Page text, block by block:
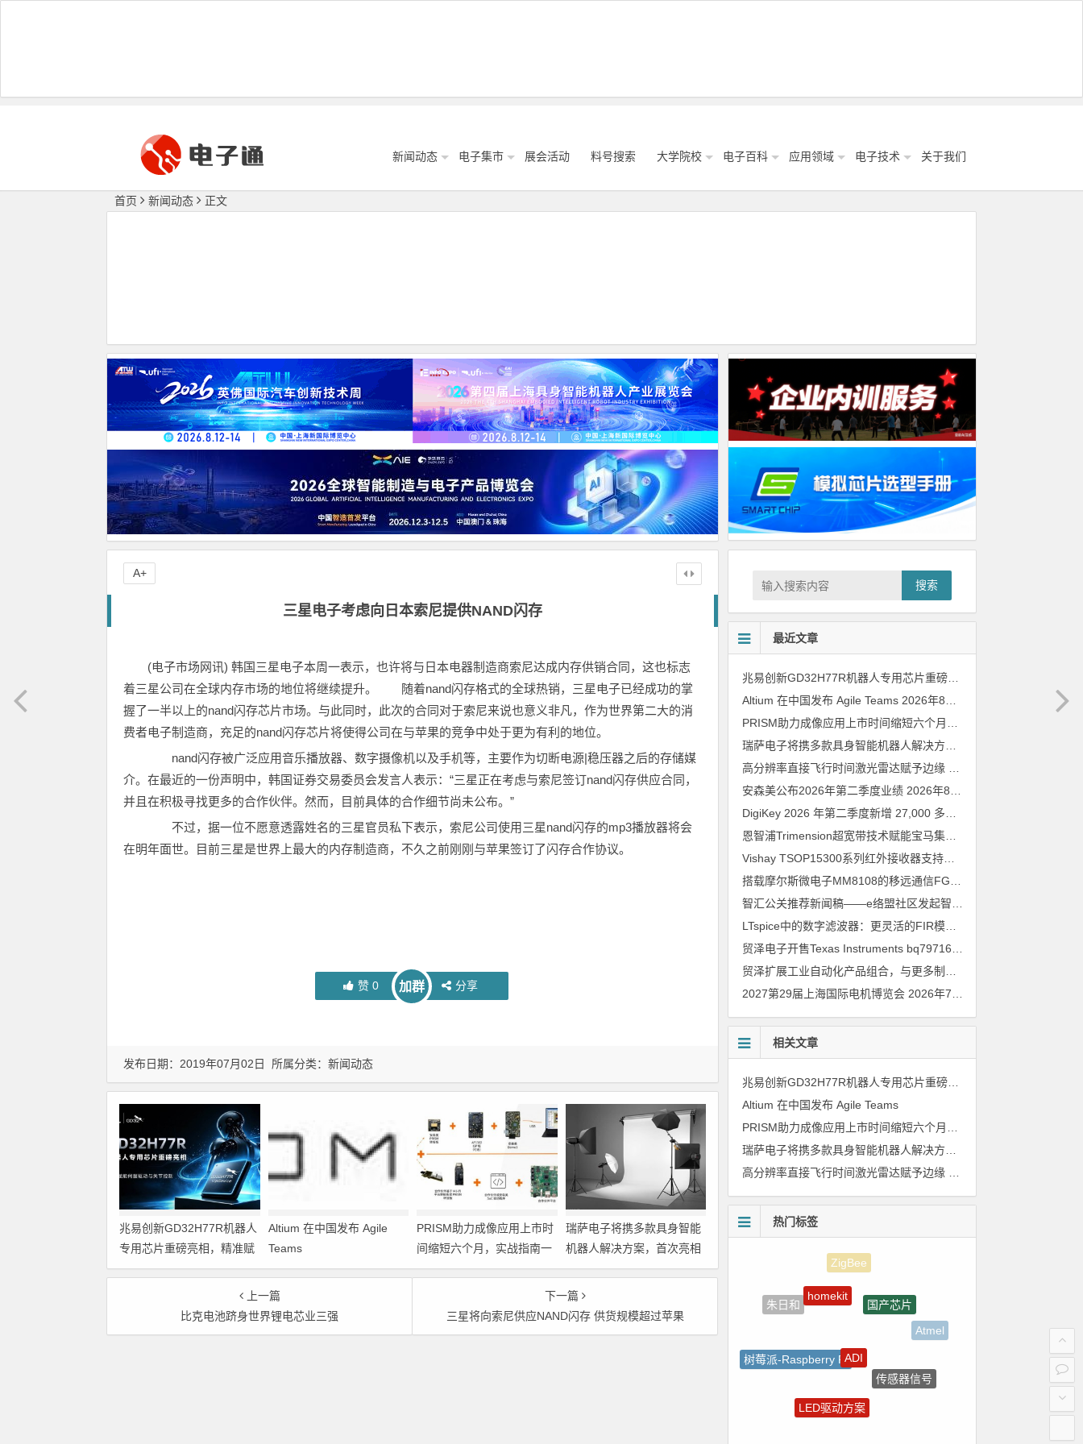
新闻动态 电子集市 展会活动 料号搜索 大学院校 电子百科 应用领域 电子技术 关于我们
首页 新闻动态 正文
三星电子考虑向日本索尼提供NAND闪存
(电子市场网讯) 韩国三星电子本周一表示，也许将与日本电器制造商索尼达成内存供销合同，这也标志
着三星公司在全球内存市场的地位将继续提升。 随着nand闪存格式的全球热销，三星电子已经成功的掌
握了一半以上的nand闪存芯片市场。与此同时，此次的合同对于索尼来说也意义非凡，作为世界第二大的消
费者电子制造商，充足的nand闪存芯片将使得公司在与苹果的竞争中处于更为有利的地位。
nand闪存被广泛应用音乐播放器、数字摄像机以及手机等，主要作为切断电源|稳压器之后的存储媒
介。在最近的一份声明中，韩国证券交易委员会发言人表示：“三星正在考虑与索尼签订nand闪存供应合同，
并且在积极寻找更多的合作伙伴。然而，目前具体的合作细节尚未公布。”
不过，据一位不愿意透露姓名的三星官员私下表示，索尼公司使用三星nand闪存的mp3播放器将会
在明年面世。目前三星是世界上最大的内存制造商，不久之前刚刚与苹果签订了闪存合作协议。
赞0 加群 分享
A+
发布日期：2019年07月02日 所属分类： 新闻动态
兆易创新GD32H77R机器人
专用芯片重磅亮相，精准赋
能伺服驱动与关节控制
Altium 在中国发布 Agile
Teams
PRISM助力成像应用上市时
间缩短六个月，实战指南一
文解读
瑞萨电子将携多款具身智能
机器人解决方案，首次亮相
2026中国具身智能机器人产
业大会
上一篇
比克电池跻身世界锂电芯业三强
下一篇
三星将向索尼供应NAND闪存 供货规模超过苹果
搜索
最近文章
兆易创新GD32H77R机器人专用芯片重磅亮相，精准赋能伺服驱动与关节控制
Altium 在中国发布 Agile Teams 2026年8月6日
安森美公布2026年第二季度业绩 2026年8月6日
恩智浦Trimension超宽带技术赋能宝马集团Digital Key Plus及生命体存在检测功能
Vishay TSOP15300系列红外接收器支持所有主流遥控代码
LTspice中的数字滤波器：更灵活的FIR模型
2027第29届上海国际电机博览会 2026年7月30日
相关文章
兆易创新GD32H77R机器人专用芯片重磅亮相，精准赋能伺服驱动与关节控制
Altium 在中国发布 Agile Teams
热门标签
朱日和
homekit
国产芯片
Atmel
树莓派-Raspberry Pi
传感器信号
裸视三维产品
LED驱动方案